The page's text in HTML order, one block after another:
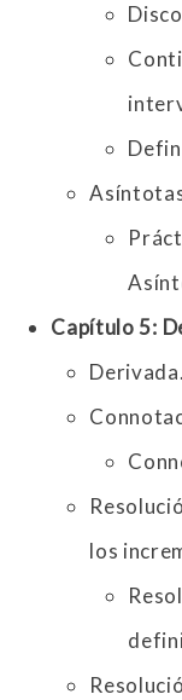
Capítulo 5:
los